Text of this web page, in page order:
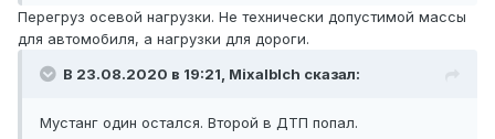
Перегруз осевой нагрузки. Не технически допустимой массы
для автомобиля, а нагрузки для дороги.
В 23.08.2020 в 19:21, Mixalblch сказал:
Мустанг один остался. Второй в ДТП попал.